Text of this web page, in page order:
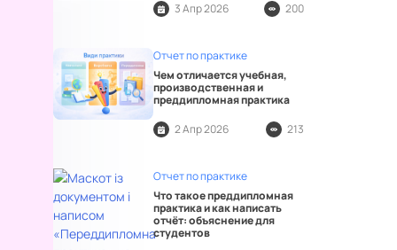
3 Апр 2026
200
Отчет по практике
Чем отличается учебная,
производственная и
преддипломная практика
2 Апр 2026
213
Отчет по практике
Что такое преддипломная
практика и как написать
отчёт: объяснение для
студентов